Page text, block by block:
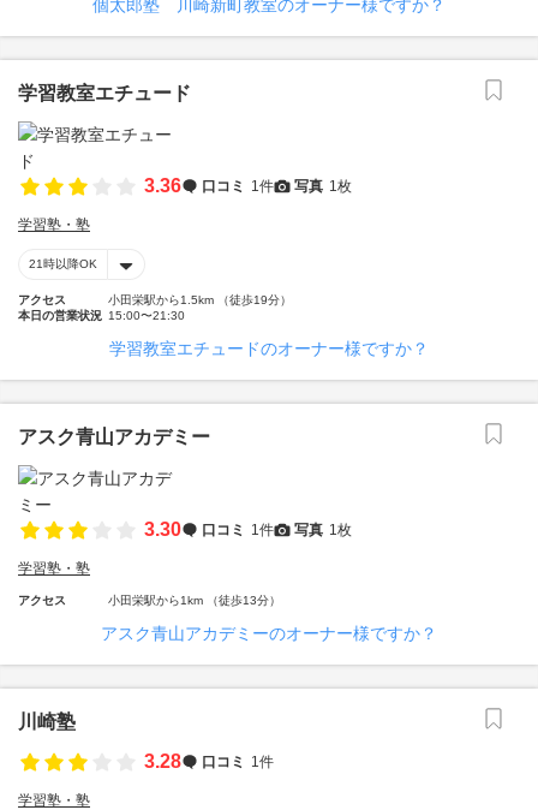
個太郎塾 川崎新町教室のオーナー様ですか？
学習教室エチュード
3.36 口コミ 1件 写真 1枚
学習塾・塾
21時以降OK
アクセス
小田栄駅から1.5km （徒歩19分）
本日の営業状況 15:00〜21:30
学習教室エチュードのオーナー様ですか？
アスク青山アカデミー
3.30 口コミ 1件 写真 1枚
学習塾・塾
アクセス 小田栄駅から1km （徒歩13分）
アスク青山アカデミーのオーナー様ですか？
川崎塾
3.28
口コミ 1件
学習塾・塾